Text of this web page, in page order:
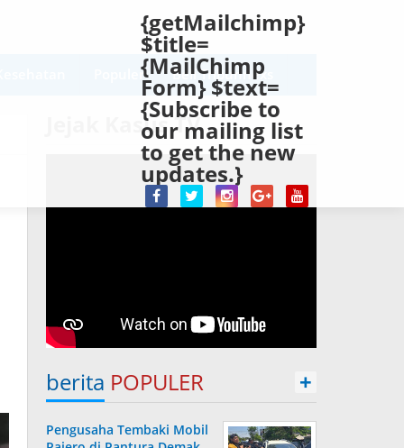
{getMailchimp}
$title=
{MailChimp
Form} $text=
{Subscribe to
our mailing list
to get the new
updates.}
Populer Beli Tribunnexs
Jejak Kasus TV
berita POPULER +
Pengusaha Tembaki Mobil